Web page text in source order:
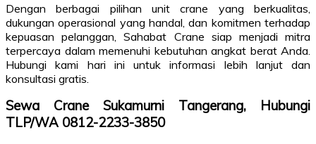
Dengan berbagai pilihan unit crane yang berkualitas,
dukungan operasional yang handal, dan komitmen terhadap
kepuasan pelanggan, Sahabat Crane siap menjadi mitra
terpercaya dalam memenuhi kebutuhan angkat berat Anda.
Hubungi kami hari ini untuk informasi lebih lanjut dan
konsultasi gratis.
Sewa Crane Sukamurni Tangerang, Hubungi
TLP/WA 0812-2233-3850